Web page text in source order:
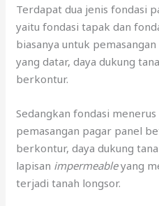
Terdapat dua jenis fondasi
yaitu fondasi tapak dan
biasanya untuk
yang datar, daya dukung
berkontur.
Sedangkan fondasi
pemasangan pagar panel
berkontur, daya dukung
lapisan impermeableyang
terjadi tanah longsor.